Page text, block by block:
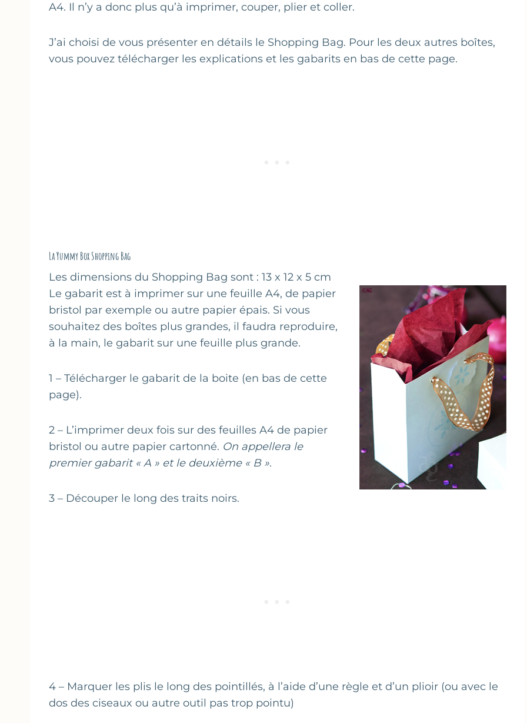
A4. Il n’y a donc plus qu’à imprimer, couper, plier et coller.
J’ai choisi de vous présenter en détails le Shopping Bag. Pour les deux autres boîtes,
vous pouvez télécharger les explications et les gabarits en bas de cette page.
La Yummy Box Shopping Bag
Les dimensions du Shopping Bag sont : 13 x 12 x 5 cm
Le gabarit est à imprimer sur une feuille A4, de papier
bristol par exemple ou autre papier épais. Si vous
souhaitez des boîtes plus grandes, il faudra reproduire,
à la main, le gabarit sur une feuille plus grande.
1 – Télécharger le gabarit de la boite (en bas de cette
page).
2 – L’imprimer deux fois sur des feuilles A4 de papier
bristol ou autre papier cartonné. On appellera le
premier gabarit « A » et le deuxième « B ».
3 – Découper le long des traits noirs.
4 – Marquer les plis le long des pointillés, à l’aide d’une règle et d’un plioir (ou avec le
dos des ciseaux ou autre outil pas trop pointu)